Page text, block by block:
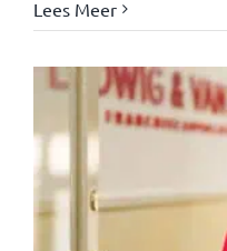
Lees Meer